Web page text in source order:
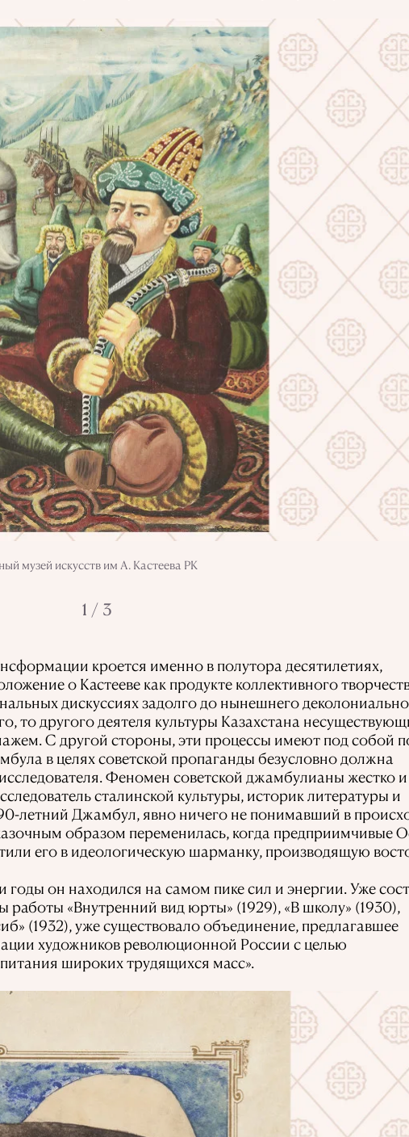
музей искусств им А. Кастеева РК
1 / 3
кроется именно в полутора десятилетиях,
о Кастееве как продукте коллективного
дискуссиях задолго до нынешнего
то другого деятеля культуры Казахстана
С другой стороны, эти процессы имеют под собой
в целях советской пропаганды безусловно должна
Феномен советской джамбулианы жестко
сталинской культуры, историк литературы и
летний Джамбул, явно ничего не понимавший в
образом переменилась, когда предприимчивые
его в идеологическую шарманку, производящую
годы он находился на самом пике сил и энергии. Уже
работы «Внутренний вид юрты» (1929), «В школу» (1930),
(1932), уже существовало объединение, предлагавшее
художников революционной России с целью
широких трудящихся масс».